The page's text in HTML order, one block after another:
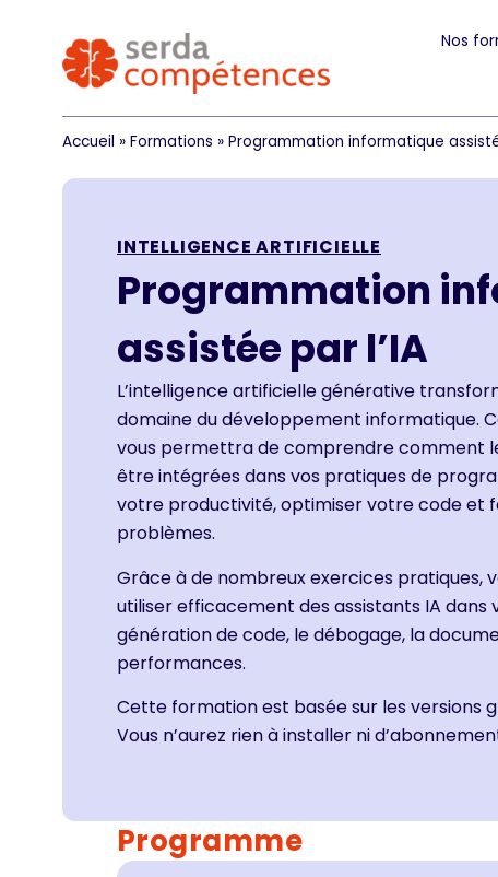
Nos
Accueil » Formations » Programmation informatique
INTELLIGENCE ARTIFICIELLE
Programmation
assistée par l’IA
L’intelligence artificielle générative
domaine du développement informatique.
vous permettra de comprendre comment
être intégrées dans vos pratiques de
votre productivité, optimiser votre code et
problèmes.
Grâce à de nombreux exercices pratiques,
utiliser efficacement des assistants IA dans
génération de code, le débogage, la
performances.
Cette formation est basée sur les versions
Vous n’aurez rien à installer ni
Programme